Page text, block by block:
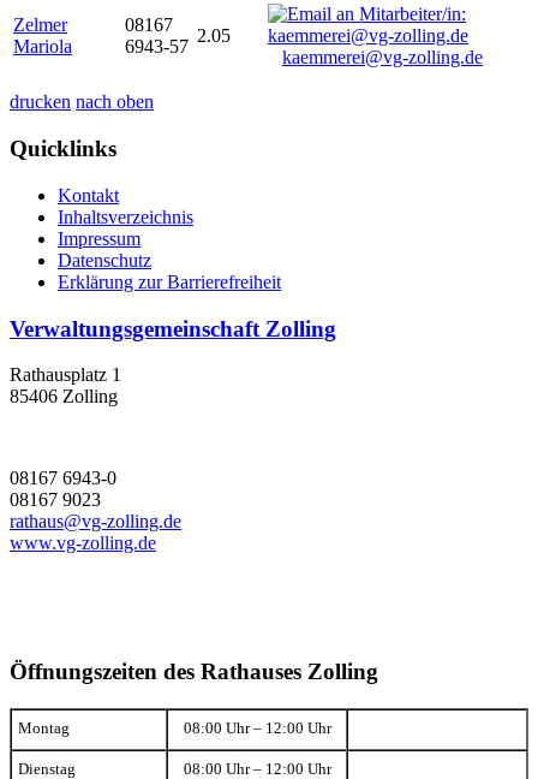
Zelmer
Mariola
08167
6943-57
2.05
kaemmerei@vg-zolling.de
drucken nach oben
Quicklinks
Kontakt
Inhaltsverzeichnis
Impressum
Datenschutz
Erklärung zur Barrierefreiheit
Verwaltungsgemeinschaft Zolling
Rathausplatz 1
85406 Zolling
08167 6943-0
08167 9023
rathaus@vg-zolling.de
www.vg-zolling.de
Öffnungszeiten des Rathauses Zolling
Montag 08:00 Uhr – 12:00 Uhr
Dienstag 08:00 Uhr – 12:00 Uhr